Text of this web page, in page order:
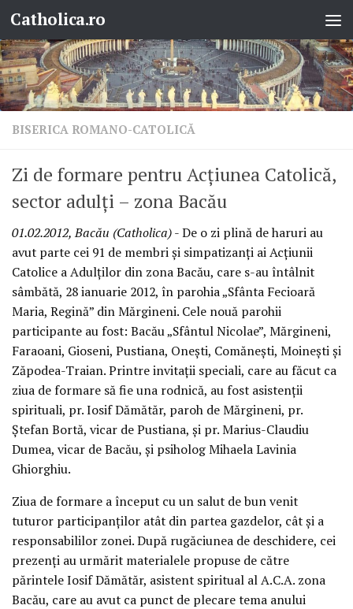
Skip to content
Catholica.ro
BISERICA ROMANO-CATOLICĂ
Zi de formare pentru Acţiunea Catolică,
sector adulţi – zona Bacău
01.02.2012, Bacău (Catholica)- De o zi plină de haruri au
avut parte cei 91 de membri şi simpatizanţi ai Acţiunii
Catolice a Adulţilor din zona Bacău, care s-au întâlnit
sâmbătă, 28 ianuarie 2012, în parohia „Sfânta Fecioară
Maria, Regină” din Mărgineni. Cele nouă parohii
participante au fost: Bacău „Sfântul Nicolae”, Mărgineni,
Faraoani, Gioseni, Pustiana, Oneşti, Comăneşti, Moineşti şi
Zăpodea-Traian. Printre invitaţii speciali, care au făcut ca
ziua de formare să fie una rodnică, au fost asistenţii
spirituali, pr. Iosif Dămătăr, paroh de Mărgineni, pr.
Ştefan Bortă, vicar de Pustiana, şi pr. Marius-Claudiu
Dumea, vicar de Bacău, şi psiholog Mihaela Lavinia
Ghiorghiu.
Ziua de formare a început cu un salut de bun venit
tuturor participanţilor atât din partea gazdelor, cât şi a
responsabililor zonei. După rugăciunea de deschidere, cei
prezenţi au urmărit materialele propuse de către
părintele Iosif Dămătăr, asistent spiritual al A.C.A. zona
Bacău, care au avut ca punct de plecare tema anului